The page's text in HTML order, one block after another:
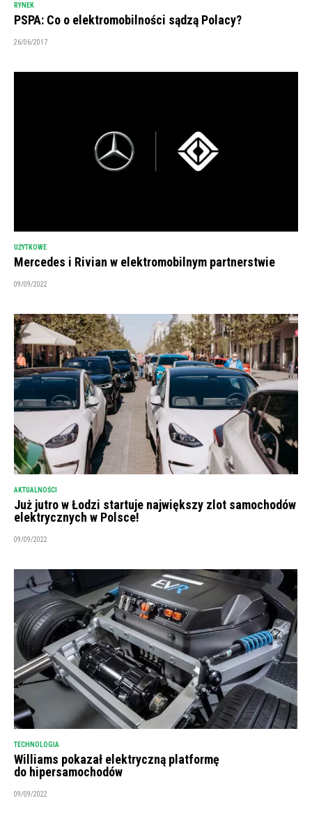
RYNEK
PSPA: Co o elektromobilności sądzą Polacy?
26/06/2017
UŻYTKOWE
Mercedes i Rivian w elektromobilnym partnerstwie
09/09/2022
AKTUALNOŚCI
Już jutro w Łodzi startuje największy zlot samochodów
elektrycznych w Polsce!
09/09/2022
TECHNOLOGIA
Williams pokazał elektryczną platformę
do hipersamochodów
09/09/2022